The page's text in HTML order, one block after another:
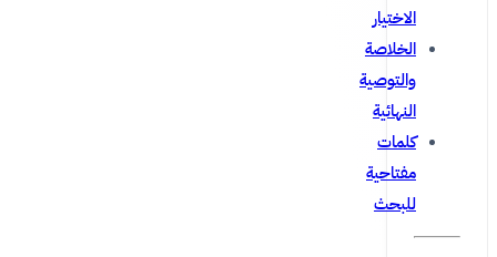
الاختيار
الخلاصة
والتوصية
النهائية
كلمات
مفتاحية
للبحث